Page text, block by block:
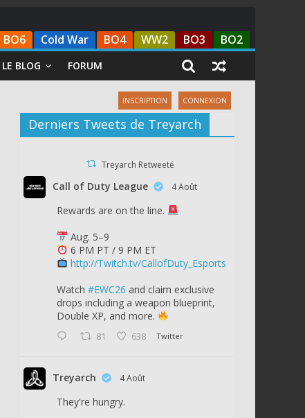
BO6 Cold War BO4 WW2 BO3 BO2
LE BLOG FORUM
INSCRIPTION CONNEXION
Derniers Tweets de Treyarch
Treyarch Retweeté
Call of Duty League 4 Août
Rewards are on the line.
Aug. 5–9
6 PM PT / 9 PM ET
http://Twitch.tv/CallofDuty_Esports
Watch #EWC26 and claim exclusive
drops including a weapon blueprint,
Double XP, and more.
81 638 Twitter
Treyarch 4 Août
They're hungry.